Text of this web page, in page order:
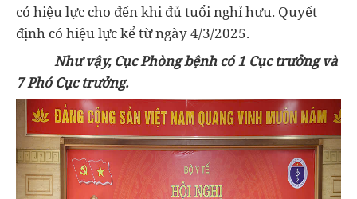
có hiệu lực cho đến khi đủ tuổi nghỉ hưu. Quyết
định có hiệu lực kể từ ngày 4/3/2025.
Như vậy, Cục Phòng bệnh có 1 Cục trưởng và
7 Phó Cục trưởng.